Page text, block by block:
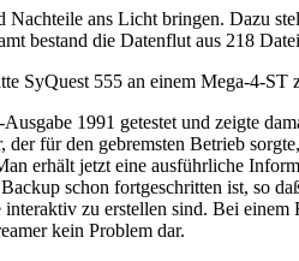
ans Licht bringen. Dazu
bestand die Datenflut aus 218
SyQuest 555 an einem Mega-4-
1991 getestet und zeigte
für den gebremsten Betrieb
erhält jetzt eine ausführliche
schon fortgeschritten ist, so
zu erstellen sind. Bei
kein Problem dar.